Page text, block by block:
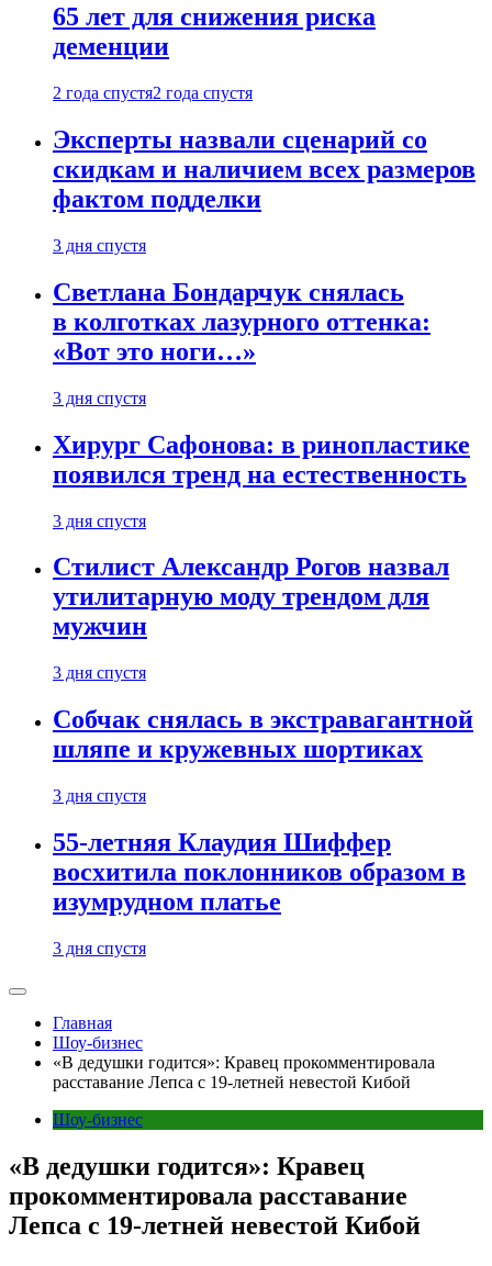
65 лет для снижения риска
деменции
2 года спустя2 года спустя
Эксперты назвали сценарий со
скидкам и наличием всех размеров
фактом подделки
3 дня спустя
Светлана Бондарчук снялась
в колготках лазурного оттенка:
«Вот это ноги…»
3 дня спустя
Хирург Сафонова: в ринопластике
появился тренд на естественность
3 дня спустя
Стилист Александр Рогов назвал
утилитарную моду трендом для
мужчин
3 дня спустя
Собчак снялась в экстравагантной
шляпе и кружевных шортиках
3 дня спустя
55-летняя Клаудия Шиффер
восхитила поклонников образом в
изумрудном платье
3 дня спустя
Главная
Шоу-бизнес
«В дедушки годится»: Кравец прокомментировала
расставание Лепса с 19-летней невестой Кибой
Шоу-бизнес
«В дедушки годится»: Кравец
прокомментировала расставание
Лепса с 19-летней невестой Кибой